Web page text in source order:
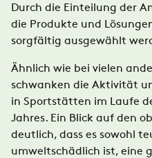
Durch die Einteilung der
die Produkte und
sorgfältig ausgewählt
Ähnlich wie bei vielen
schwanken die Aktivität
in Sportstätten im Laufe
Jahres. Ein Blick auf den
deutlich, dass es sowohl
umweltschädlich ist, eine